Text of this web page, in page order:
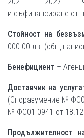
и съфинансиране от
Стойност на
000.00 лв. (общ
Бенефициент –
Доставчик на
(Споразумение №
№ ФС01-0941 от
Продължителност